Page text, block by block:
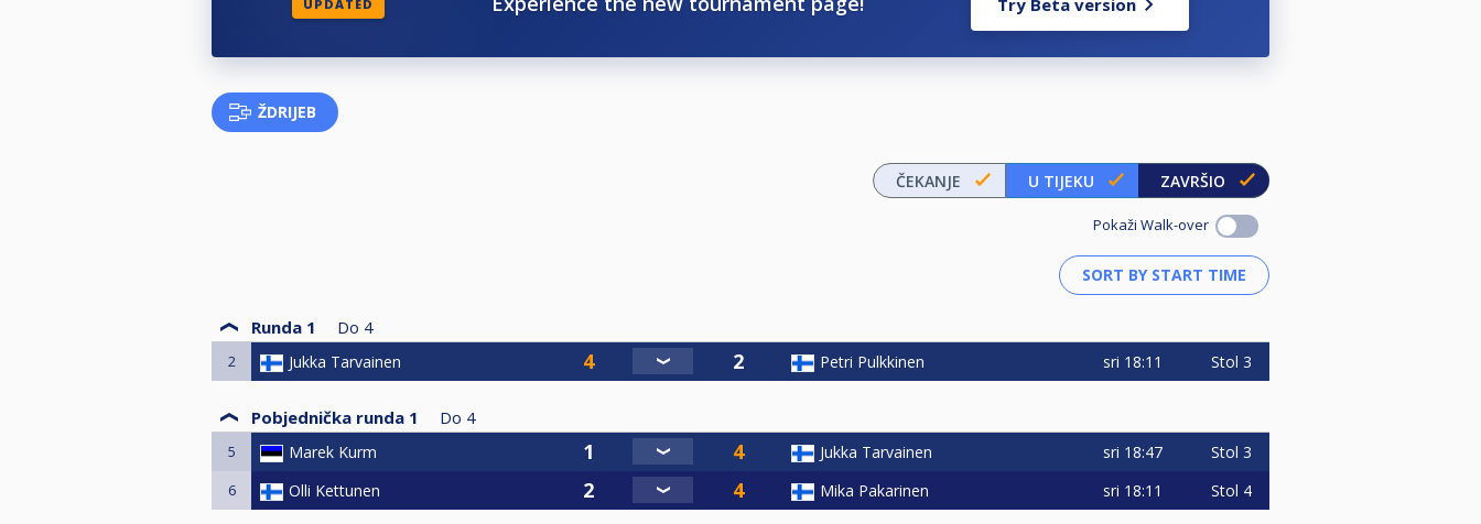
UPDATED
ŽDRIJEB
ČEKANJE U TIJEKU ZAVRŠIO
Pokaži Walk-over
Runda 1 Do 4
2 Jukka Tarvainen Petri Pulkkinen sri 18:11 Stol 3
Pobjednička runda 1 Do 4
5 Marek Kurm Jukka Tarvainen sri 18:47 Stol 3
6 Olli Kettunen Mika Pakarinen sri 18:11 Stol 4